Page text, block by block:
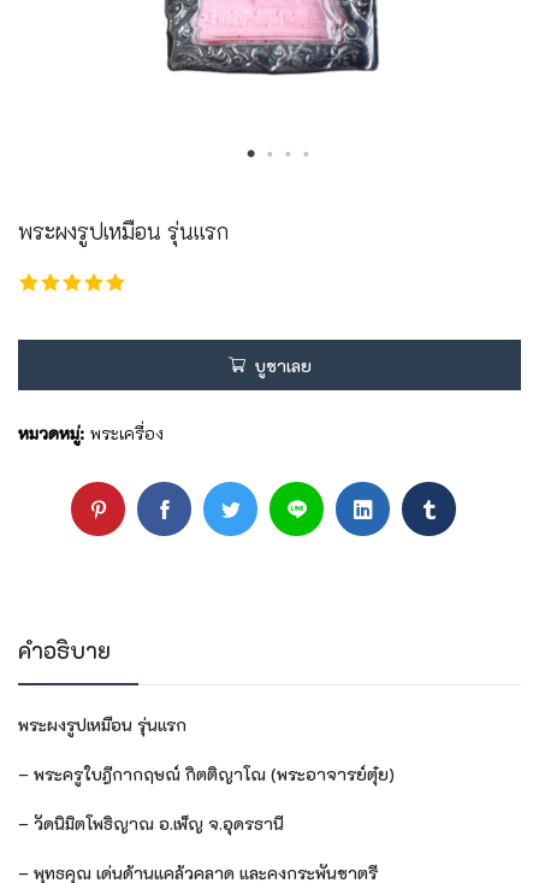
พระผงรูปเหมือน รุ่นแรก
บูชาเลย
หมวดหมู่: พระเครื่อง
คำอธิบาย
พระผงรูปเหมือน รุ่นแรก
– พระครูใบฎีกากฤษณ์ กิตติญาโณ (พระอาจารย์ตุ๋ย)
– วัดนิมิตโพธิญาณ อ.เพ็ญ จ.อุดรธานี
– พุทธคุณ เด่นด้านแคล้วคลาด และคงกระพันชาตรี